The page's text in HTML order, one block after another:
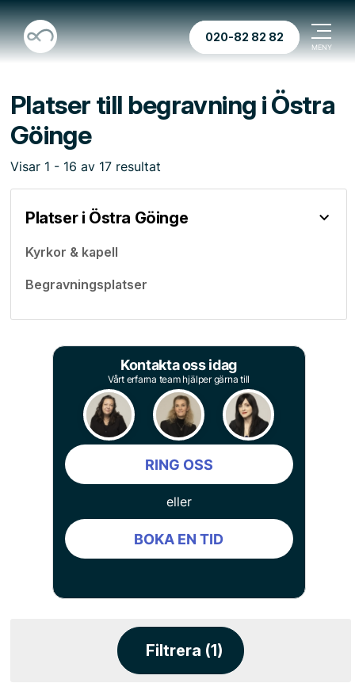
020-82 82 82
Platser till begravning i Östra
Göinge
Visar 1 - 16 av 17 resultat
Platser i Östra Göinge
Kyrkor & kapell
Begravningsplatser
Kontakta oss idag
Vårt erfarna team hjälper gärna till
RING OSS
eller
BOKA EN TID
Filtrera (1)